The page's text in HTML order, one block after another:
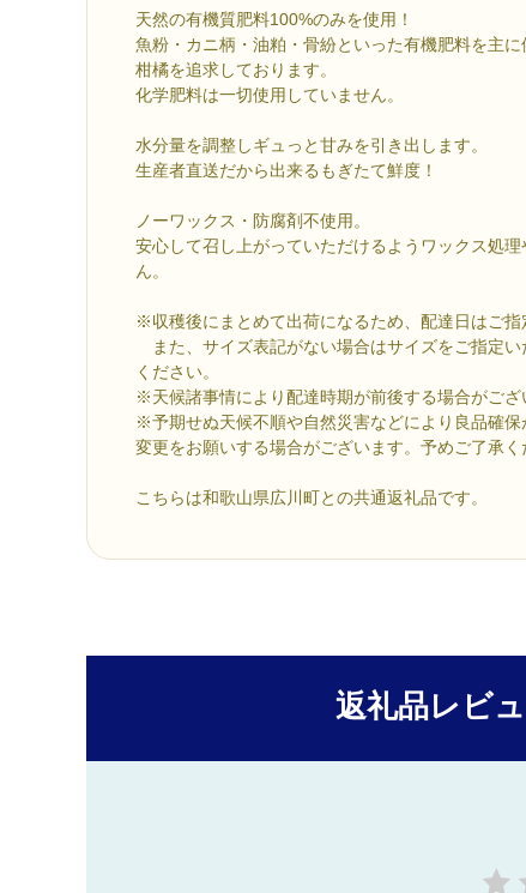
天然の有機質肥料100%のみを使用！
魚粉・カニ柄・油粕・骨紛といった有機肥料を主
柑橘を追求しております。
化学肥料は一切使用していません。
水分量を調整しギュっと甘みを引き出します。
生産者直送だから出来るもぎたて鮮度！
ノーワックス・防腐剤不使用。
安心して召し上がっていただけるようワックス処
ん。
※収穫後にまとめて出荷になるため、配達日はご指
また、サイズ表記がない場合はサイズをご指定い
ください。
※天候諸事情により配達時期が前後する場合がござ
※予期せぬ天候不順や自然災害などにより良品確
変更をお願いする場合がございます。予めご了承く
こちらは和歌山県広川町との共通返礼品です。
返礼品レビ